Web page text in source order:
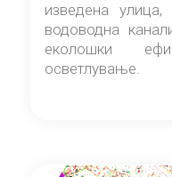
изведена
водоводна
еколошки
осветлување.